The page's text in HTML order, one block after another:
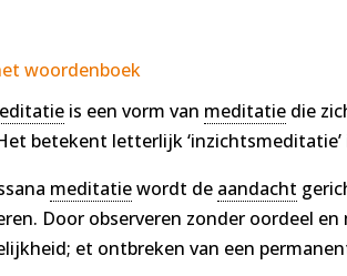
woordenboek
is een vorm van meditatie die
betekent letterlijk
meditatiewordt de aandacht
Door observeren zonder oordeel en
et ontbreken van een